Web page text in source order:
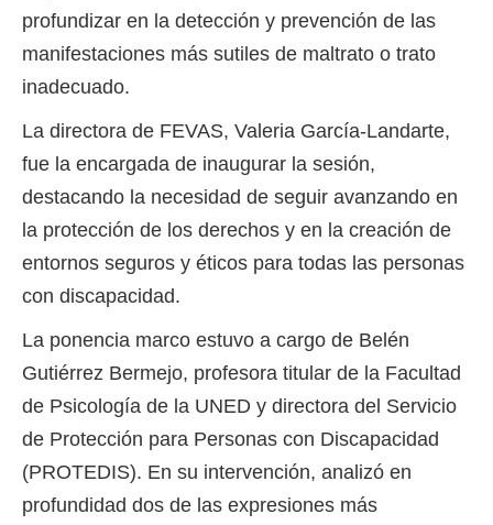
profundizar en la detección y prevención de las
manifestaciones más sutiles de maltrato o trato
inadecuado.
La directora de FEVAS, Valeria García-Landarte,
fue la encargada de inaugurar la sesión,
destacando la necesidad de seguir avanzando en
la protección de los derechos y en la creación de
entornos seguros y éticos para todas las personas
con discapacidad.
La ponencia marco estuvo a cargo de Belén
Gutiérrez Bermejo, profesora titular de la Facultad
de Psicología de la UNED y directora del Servicio
de Protección para Personas con Discapacidad
(PROTEDIS). En su intervención, analizó en
profundidad dos de las expresiones más